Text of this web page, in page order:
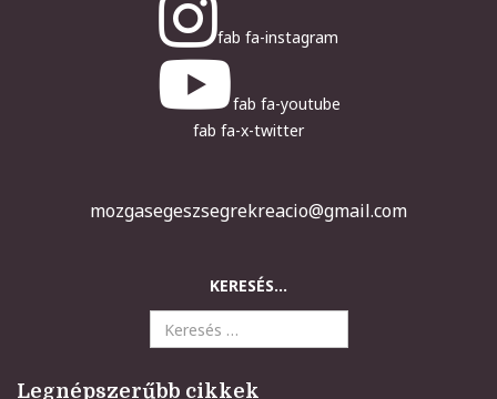
fab fa-instagram
fab fa-youtube
fab fa-x-twitter
mozgasegeszsegrekreacio@gmail.com
KERESÉS...
Legnépszerűbb cikkek